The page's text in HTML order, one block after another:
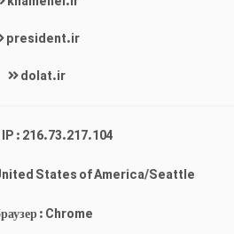
president.ir
dolat.ir
: 216.73.217.104
States of America/Seattle
: Chrome